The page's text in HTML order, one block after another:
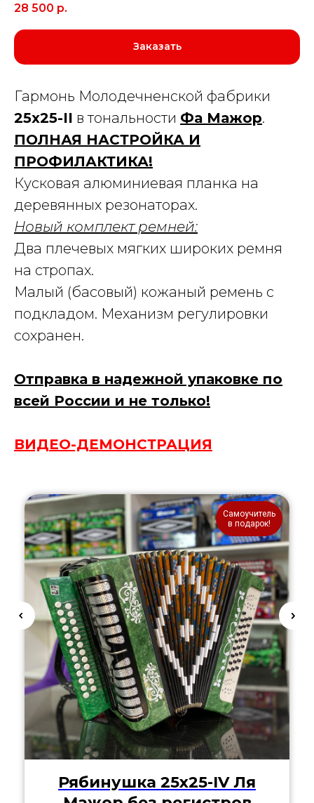
28 500 р.
Заказать
Гармонь Молодечненской фабрики
25х25-II в тональности Фа Мажор.
ПОЛНАЯ НАСТРОЙКА И
ПРОФИЛАКТИКА!
Кусковая алюминиевая планка на
деревянных резонаторах.
Новый комплект ремней:
Два плечевых мягких широких ремня
на стропах.
Малый (басовый) кожаный ремень с
подкладом. Механизм регулировки
сохранен.
Отправка в надежной упаковке по
всей России и не только!
ВИДЕО-ДЕМОНСТРАЦИЯ
Самоучитель
в подарок!
Рябинушка 25х25-IV Ля